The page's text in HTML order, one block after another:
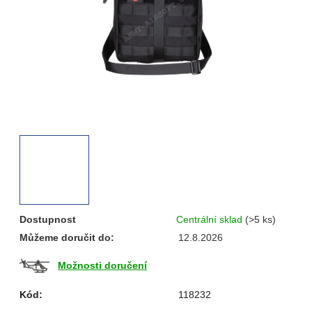
Dostupnost Centrální sklad (>5 ks)
Můžeme doručit do:
12.8.2026
Možnosti doručení
Kód: 118232